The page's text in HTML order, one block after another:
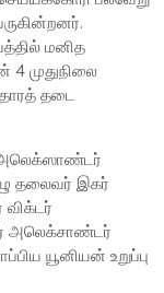
மனித
4 முதுநிலை
தடை
அலெக்ஸாண்டர்
தலைவர் இகர்
அலெக்சாண்டர்
யூனியன் உறுப்பு